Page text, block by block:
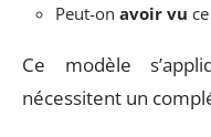
Peut-on avoir vu
Ce modèle
nécessitent un